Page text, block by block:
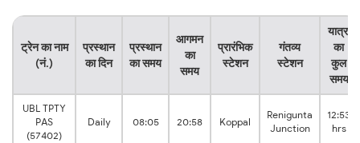
ट्रेन का नाम
(नं.)
प्रस्थान
का दिन
प्रस्थान
का समय
आगमन
का
समय
प्रारंभिक
स्टेशन
गंतव्य
स्टेशन
यात्रा
का
कुल
समय
UBL TPTY
PAS
(57402)
Daily 08:05 20:58 Koppal
Renigunta
Junction
12:53
hrs